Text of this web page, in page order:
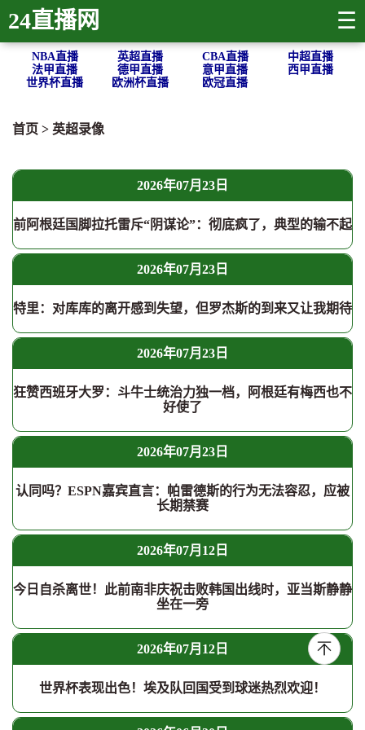
24直播网 ☰
NBA直播 英超直播 CBA直播
中超直播
法甲直播
德甲直播 意甲直播
西甲直播
世界杯直播
欧洲杯直播 欧冠直播
首页 > 英超录像
2026年07月23日
前阿根廷国脚拉托雷斥“阴谋论”：彻底疯了，典型的输不起
2026年07月23日
特里：对库库的离开感到失望，但罗杰斯的到来又让我期待
2026年07月23日
狂赞西班牙大罗：斗牛士统治力独一档，阿根廷有梅西也不
好使了
2026年07月23日
认同吗？ESPN嘉宾直言：帕雷德斯的行为无法容忍，应被
长期禁赛
2026年07月12日
今日自杀离世！此前南非庆祝击败韩国出线时，亚当斯静静
坐在一旁
2026年07月12日
世界杯表现出色！埃及队回国受到球迷热烈欢迎！